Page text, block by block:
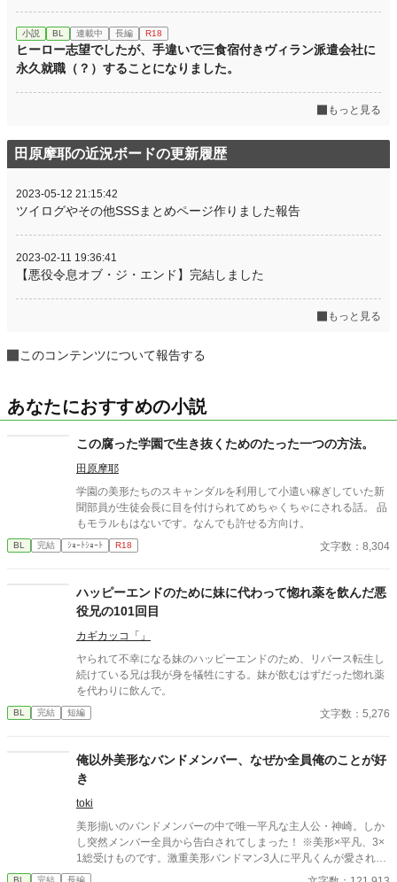
小説 BL 連載中 長編 R18
ヒーロー志望でしたが、手違いで三食宿付きヴィラン派遣会社に
永久就職（？）することになりました。
もっと見る
田原摩耶の近況ボードの更新履歴
2023-05-12 21:15:42
ツイログやその他SSSまとめページ作りました報告
2023-02-11 19:36:41
【悪役令息オブ・ジ・エンド】完結しました
もっと見る
このコンテンツについて報告する
あなたにおすすめの小説
この腐った学園で生き抜くためのたった一つの方法。
田原摩耶
学園の美形たちのスキャンダルを利用して小遣い稼ぎしていた新
聞部員が生徒会長に目を付けられてめちゃくちゃにされる話。 品
もモラルもはないです。なんでも許せる方向け。
BL 完結 ｼｮｰﾄｼｮｰﾄ R18 文字数：8,304
ハッピーエンドのために妹に代わって惚れ薬を飲んだ悪
役兄の101回目
カギカッコ「」
ヤられて不幸になる妹のハッピーエンドのため、リバース転生し
続けている兄は我が身を犠牲にする。妹が飲むはずだった惚れ薬
を代わりに飲んで。
BL 完結 短編 文字数：5,276
俺以外美形なバンドメンバー、なぜか全員俺のことが好
き
toki
美形揃いのバンドメンバーの中で唯一平凡な主人公・神崎。しか
し突然メンバー全員から告白されてしまった！ ※美形×平凡、3×
1総受けものです。激重美形バンドマン3人に平凡くんが愛されま
くるお話。 pixiv/ムーンライトノベルズでも同タイトルで投稿し